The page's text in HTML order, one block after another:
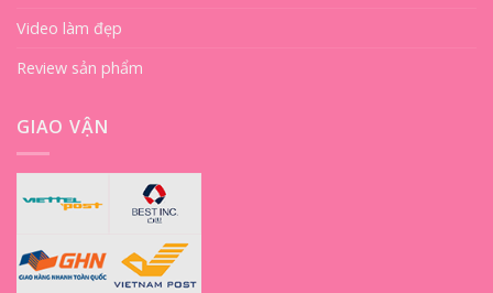
Video làm đẹp
Review sản phẩm
GIAO VẬN